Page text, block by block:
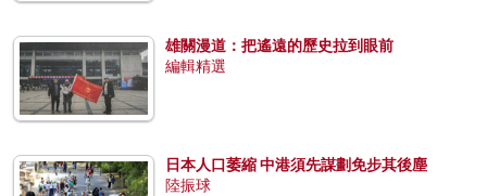
雄關漫道：把遙遠的歷史拉到眼前
編輯精選
日本人口萎縮 中港須先謀劃免步其後塵
陸振球